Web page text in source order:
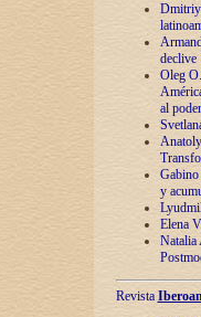
Dmitriy
declive
Oleg
al poder
y
Elena
Natalia
Revista